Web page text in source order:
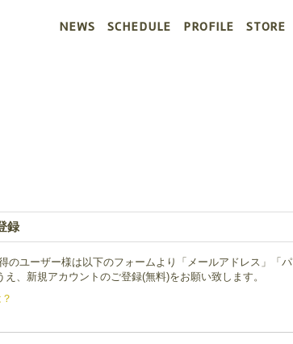
NEWS SCHEDULE PROFILE STORE
録
のユーザー様は以下のフォームより「メールアドレス」「パ
え、新規アカウントのご登録(無料)をお願い致します。